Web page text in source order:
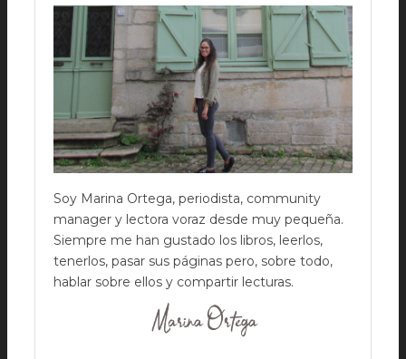
Soy Marina Ortega, periodista, community
manager y lectora voraz desde muy pequeña.
Siempre me han gustado los libros, leerlos,
tenerlos, pasar sus páginas pero, sobre todo,
hablar sobre ellos y compartir lecturas.